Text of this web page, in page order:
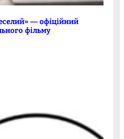
— офіційний
фільму